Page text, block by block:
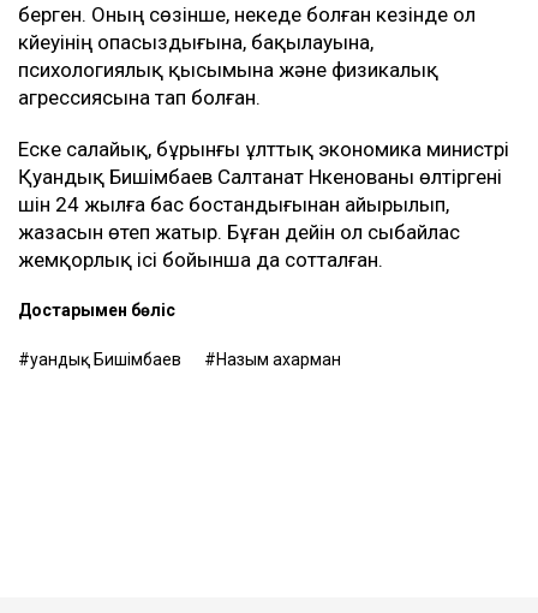
берген. Оның сөзінше, некеде болған кезінде ол
күйеуінің опасыздығына, бақылауына,
психологиялық қысымына және физикалық
агрессиясына тап болған.
Еске салайық, бұрынғы ұлттық экономика министрі
Қуандық Бишімбаев Салтанат Нүкенованы өлтіргені
үшін 24 жылға бас бостандығынан айырылып,
жазасын өтеп жатыр. Бұған дейін ол сыбайлас
жемқорлық ісі бойынша да сотталған.
Достарыңмен бөліс
Қуандық Бишімбаев Назым Қахарман